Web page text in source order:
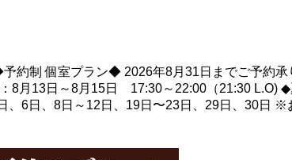
約制 個室プラン◆ 2026年8月31日までご予
8月13日～8月15日 17:30～22:00（21:30 L.O)
、8日～12日、19日〜23日、29日、30日 ※お